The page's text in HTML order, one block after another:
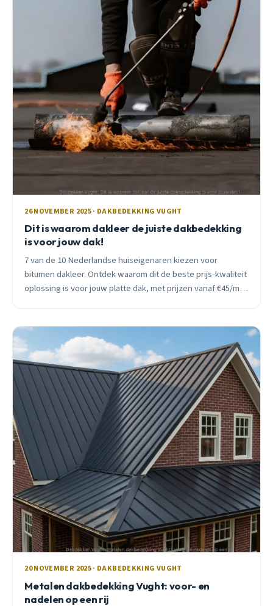
26 NOVEMBER 2025 · DAKBEDEKKING VUGHT
Dit is waarom dakleer de juiste dakbedekking
is voor jouw dak!
7 van de 10 Nederlandse huiseigenaren kiezen voor
bitumen dakleer. Ontdek waarom dit de beste prijs-kwaliteit
oplossing is voor jouw platte dak, met prijzen vanaf €45/m²
20 NOVEMBER 2025 · DAKBEDEKKING VUGHT
Metalen dakbedekking Vught: voor- en
nadelen op een rij